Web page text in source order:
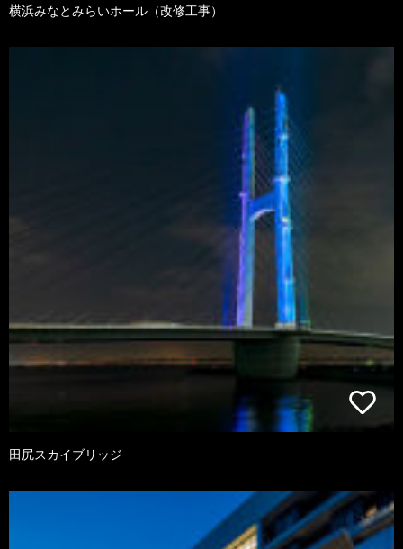
横浜みなとみらいホール（改修工事）
田尻スカイブリッジ